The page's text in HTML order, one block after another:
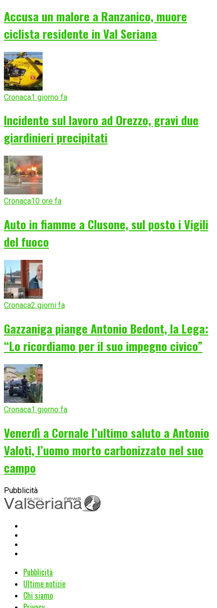
Accusa un malore a Ranzanico, muore
ciclista residente in Val Seriana
Cronaca1 giorno fa
Incidente sul lavoro ad Orezzo, gravi due
giardinieri precipitati
Cronaca10 ore fa
Auto in fiamme a Clusone, sul posto i Vigili
del fuoco
Cronaca2 giorni fa
Gazzaniga piange Antonio Bedont, la Lega:
“Lo ricordiamo per il suo impegno civico”
Cronaca1 giorno fa
Venerdì a Cornale l’ultimo saluto a Antonio
Valoti, l’uomo morto carbonizzato nel suo
campo
Pubblicità
Pubblicità
Ultime notizie
Chi siamo